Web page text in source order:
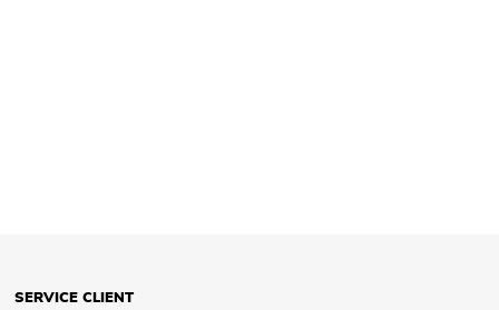
SERVICE CLIENT